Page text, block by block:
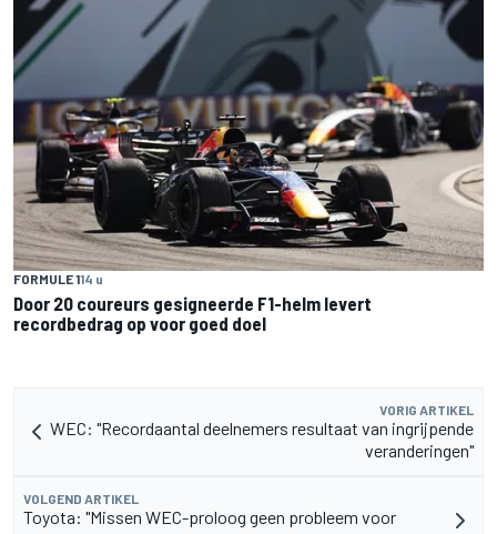
FORMULE 114 u
Door 20 coureurs gesigneerde F1-helm levert
recordbedrag op voor goed doel
VORIG ARTIKEL
WEC: "Recordaantal deelnemers resultaat van ingrijpende
veranderingen"
VOLGEND ARTIKEL
Toyota: "Missen WEC-proloog geen probleem voor